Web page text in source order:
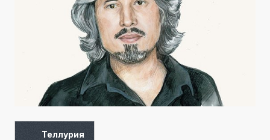
Теллурия